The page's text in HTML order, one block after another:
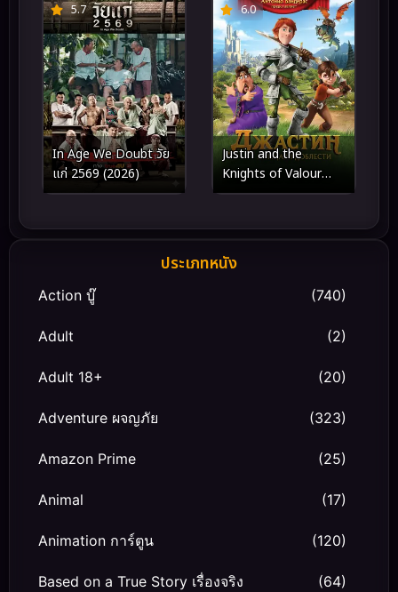
5.7
In Age We Doubt วัย
แก่ 2569 (2026)
6.0
Justin and the
Knights of Valour
(2013) จัสติน อัศวินวัย
ประเภทหนัง
Action บู๊ (740)
Adult (2)
Adult 18+ (20)
Adventure ผจญภัย (323)
Amazon Prime (25)
Animal (17)
Animation การ์ตูน (120)
Based on a True Story เรื่องจริง (64)